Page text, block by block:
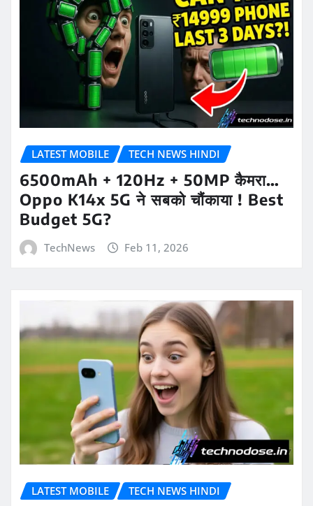
LATEST MOBILE TECH NEWS HINDI
6500mAh + 120Hz + 50MP कैमरा…
Oppo K14x 5G ने सबको चौंकाया ! Best
Budget 5G?
TechNews Feb 11, 2026
LATEST MOBILE TECH NEWS HINDI